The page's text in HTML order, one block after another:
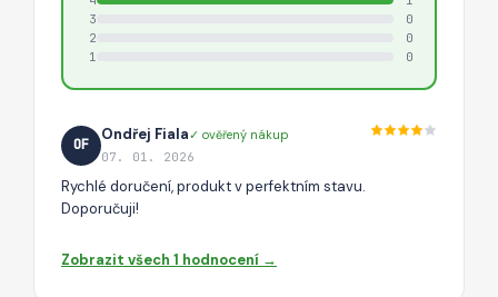
3
0
2
0
1
0
OF
Ondřej Fiala✓ ověřený nákup
07. 01. 2026
Rychlé doručení, produkt v perfektním stavu.
Doporučuji!
Zobrazit všech 1 hodnocení →